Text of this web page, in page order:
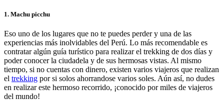
1. Machu picchu
Eso uno de los lugares que no te puedes perder y una de las
experiencias más inolvidables del Perú. Lo más recomendable es
contratar algún guía turístico para realizar el trekking de dos días y
poder conocer la ciudadela y de sus hermosas vistas. Al mismo
tiempo, si no cuentas con dinero, existen varios viajeros que realizan
el trekking por si solos ahorrandose varios soles. Aún así, no dudes
en realizar este hermoso recorrido, ¡conocido por miles de viajeros
del mundo!